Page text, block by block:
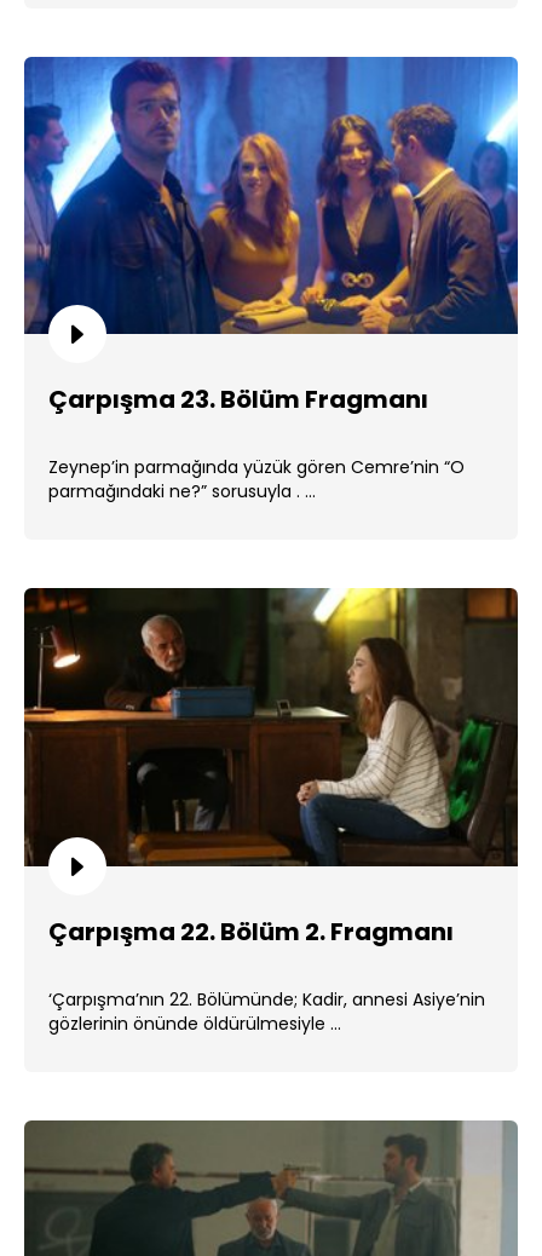
Çarpışma 23. Bölüm Fragmanı
Zeynep’in parmağında yüzük gören Cemre’nin “O
parmağındaki ne?” sorusuyla . ...
Çarpışma 22. Bölüm 2. Fragmanı
‘Çarpışma’nın 22. Bölümünde; Kadir, annesi Asiye’nin
gözlerinin önünde öldürülmesiyle ...